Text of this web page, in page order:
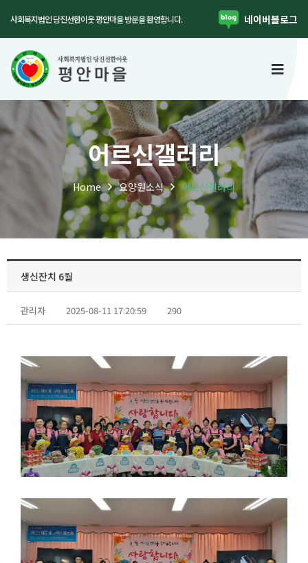
사회복지법인 당진선한이웃 평안마을 방문을 환영합니다. 네이버블로그
어르신갤러리
Home 요양원소식 어르신갤러리
생신잔치 6월
관리자 2025-08-11 17:20:59 290